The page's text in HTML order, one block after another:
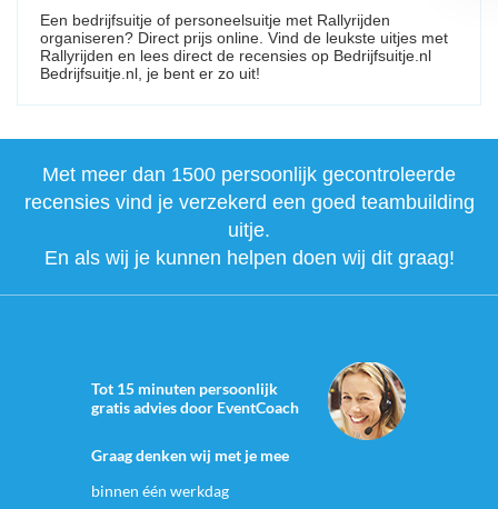
Een bedrijfsuitje of personeelsuitje met Rallyrijden
organiseren? Direct prijs online. Vind de leukste uitjes met
Rallyrijden en lees direct de recensies op Bedrijfsuitje.nl
Bedrijfsuitje.nl, je bent er zo uit!
Met meer dan 1500 persoonlijk gecontroleerde
recensies vind je verzekerd een goed teambuilding
uitje.
En als wij je kunnen helpen doen wij dit graag!
Tot 15 minuten persoonlijk
gratis advies door EventCoach
Graag denken wij met je mee
binnen één werkdag